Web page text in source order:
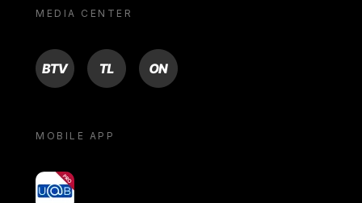
MEDIA CENTER
BTV TL ON
MOBILE APP
yoU@B